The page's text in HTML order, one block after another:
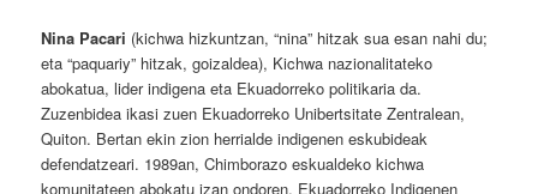
Nina Pacari (kichwa hizkuntzan, “nina” hitzak sua esan nahi du;
eta “paquariy” hitzak, goizaldea), Kichwa nazionalitateko
abokatua, lider indigena eta Ekuadorreko politikaria da.
Zuzenbidea ikasi zuen Ekuadorreko Unibertsitate Zentralean,
Quiton. Bertan ekin zion herrialde indigenen eskubideak
defendatzeari. 1989an, Chimborazo eskualdeko kichwa
komunitateen abokatu izan ondoren, Ekuadorreko Indigenen